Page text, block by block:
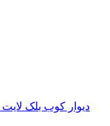
دیوار کوب بلک لایت